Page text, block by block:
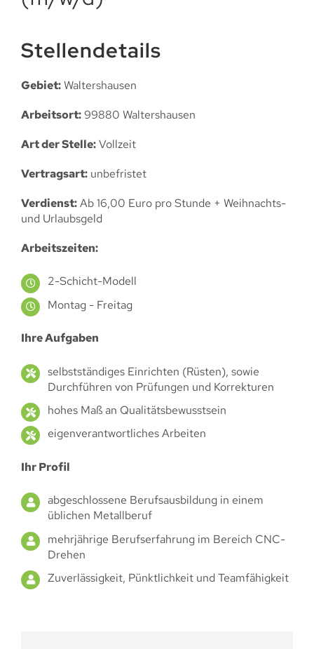
Stellendetails
Gebiet:Waltershausen
Arbeitsort:99880 Waltershausen
Art der Stelle:Vollzeit
Vertragsart: unbefristet
Verdienst:Ab 16,00 Euro pro Stunde + Weihnachts-
und Urlaubsgeld
Arbeitszeiten:
2-Schicht-Modell
Montag - Freitag
Ihre Aufgaben
selbstständiges Einrichten (Rüsten), sowie
Durchführen von Prüfungen und Korrekturen
hohes Maß an Qualitätsbewusstsein
eigenverantwortliches Arbeiten
Ihr Profil
abgeschlossene Berufsausbildung in einem
üblichen Metallberuf
mehrjährige Berufserfahrung im Bereich CNC-
Drehen
Zuverlässigkeit, Pünktlichkeit und Teamfähigkeit